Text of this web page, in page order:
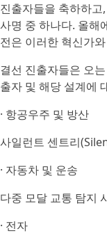
진출자들을 축하하
사명 중 하나다. 올해
전은 이러한 혁신가
결선 진출자들은 오
출자 및 해당 설계에
· 항공우주 및 방산
사일런트 센트리
· 자동차 및 운송
다중 모달 교통 탐지
· 전자